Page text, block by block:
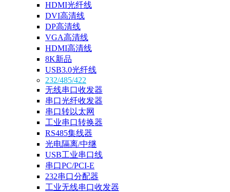
HDMI光纤线
DVI高清线
DP高清线
VGA高清线
HDMI高清线
8K新品
USB3.0光纤线
232/485/422
无线串口收发器
串口光纤收发器
串口转以太网
工业串口转换器
RS485集线器
光电隔离/中继
USB工业串口线
串口PC/PCI-E
232串口分配器
工业无线串口收发器